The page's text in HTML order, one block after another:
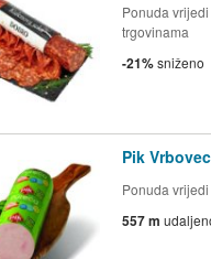
Ponuda
trgovinama
-21%sniženo
Pik
Ponuda
557 m